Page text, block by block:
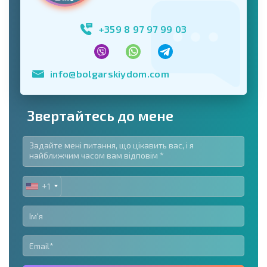
+359 8 97 97 99 03
info@bolgarskiydom.com
Звертайтесь до мене
UNITED
STATES
+1
+1